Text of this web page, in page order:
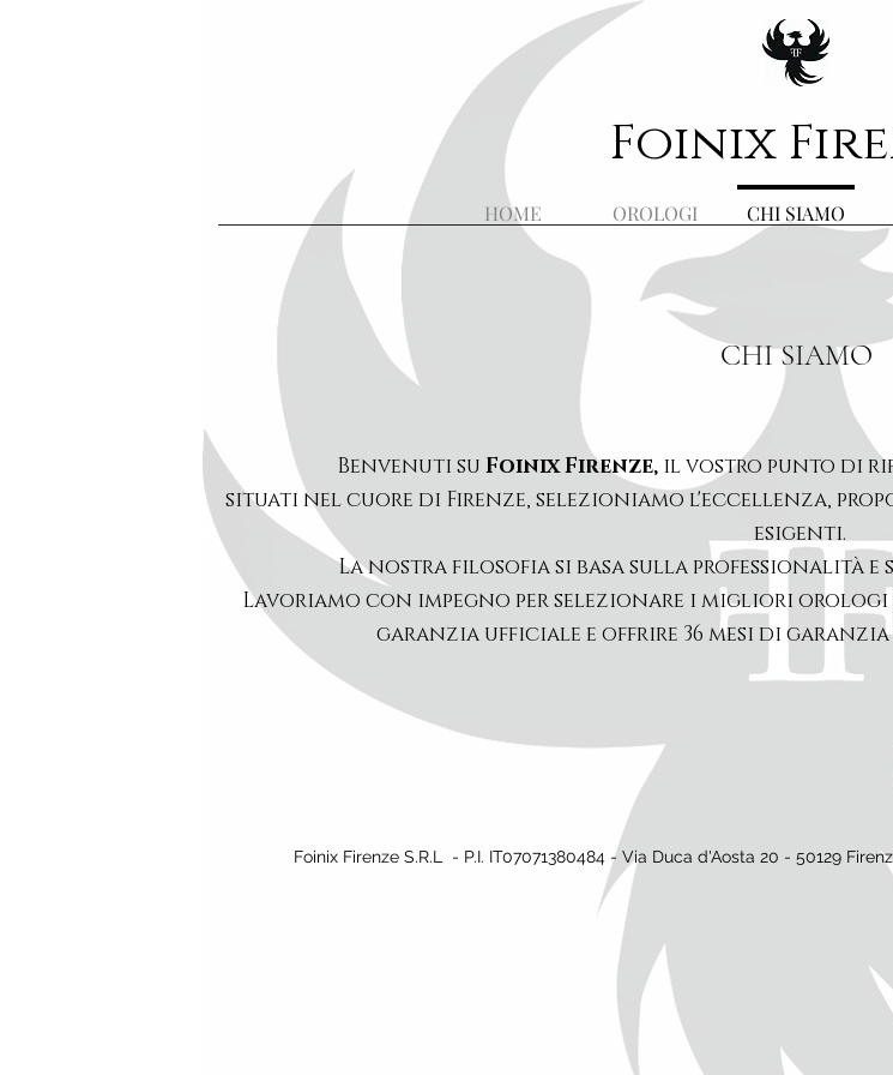
Foinix
HOME OROLOGI CHI SIAMO
CHI SIAMO
Benvenuti su Foinix Firenze, il vostro punto di
situati nel cuore di Firenze, selezioniamo l'eccellenza,
esigenti.
La nostra filosofia si basa sulla professionalità
Lavoriamo con impegno per selezionare i migliori
garanzia ufficiale e offrire 36 mesi di
Foinix Firenze S.R.L - P.I. IT07071380484 - Via Duca d'Aosta 20 - 50129